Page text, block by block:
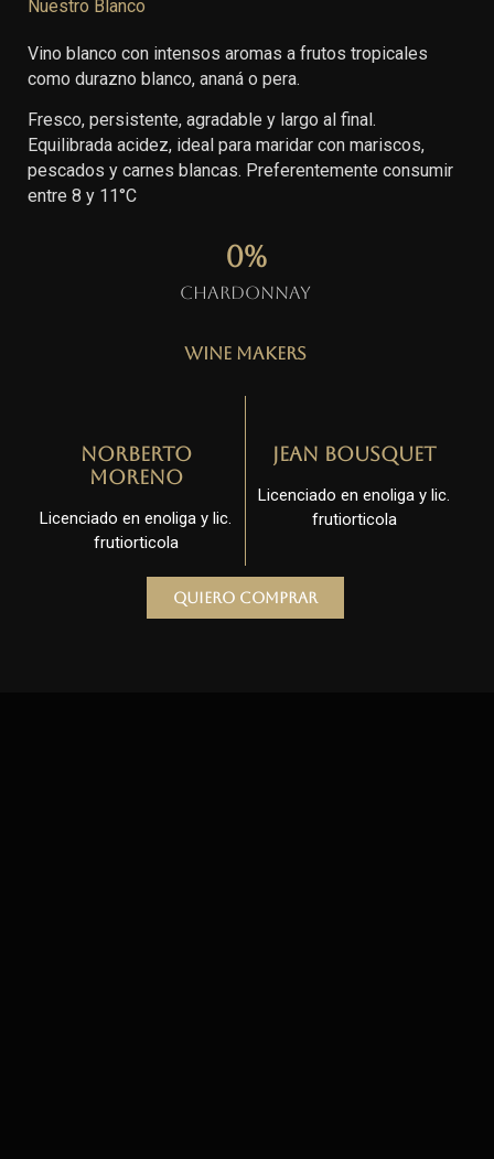
Nuestro Blanco
Vino blanco con intensos aromas a frutos tropicales
como durazno blanco, ananá o pera.
Fresco, persistente, agradable y largo al final.
Equilibrada acidez, ideal para maridar con mariscos,
pescados y carnes blancas. Preferentemente consumir
entre 8 y 11°C
Chardonnay
0%
Wine Makers
Norberto
Moreno
Licenciado en enoliga y lic.
frutiorticola
Jean Bousquet
Licenciado en enoliga y lic.
frutiorticola
Quiero comprar